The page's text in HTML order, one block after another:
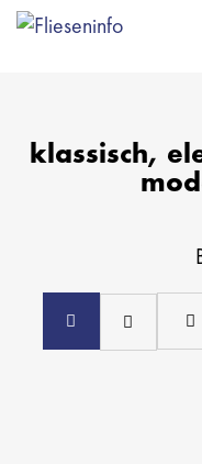
klassisch,